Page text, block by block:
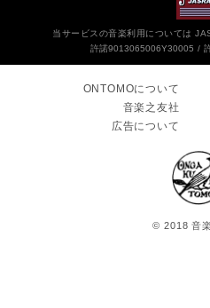
当サービスの音楽利用については
許諾9013065006Y30005
ONTOMOについて
音楽之友社
広告について
© 2018 音